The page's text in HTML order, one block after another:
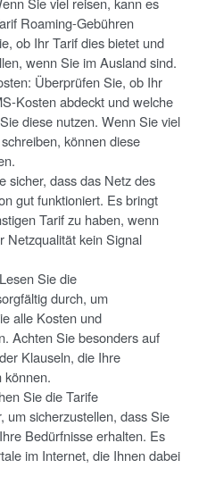
Roaming-Gebühren
ob Ihr Tarif dies bietet und
wenn Sie im Ausland sind.
Überprüfen Sie, ob Ihr
Kosten abdeckt und welche
diese nutzen. Wenn Sie viel
können diese
sicher, dass das Netz des
gut funktioniert. Es bringt
Tarif zu haben, wenn
Netzqualität kein Signal
Sie die
durch, um
alle Kosten und
Achten Sie besonders auf
Klauseln, die Ihre
können.
Sie die Tarife
um sicherzustellen, dass Sie
Bedürfnisse erhalten. Es
im Internet, die Ihnen dabei